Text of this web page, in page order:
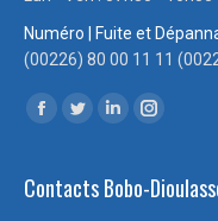
Numéro | Fuite et
(00226) 80 00 11 11
Trouvez nous sur :
Facebook
opens
Twitter
opens
LinkedIn
opens
Instagram
opens
Contacts Bobo-